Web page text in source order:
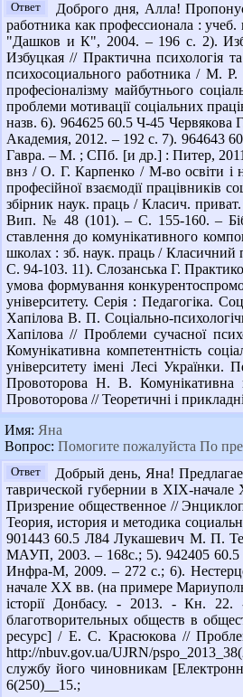
Ответ
Доброго дня, Алла!
работника как профессионала :
"Дашков и К", 2004. – 196 с. 2).
Избуцкая // Практична психологія
психосоциального работника / М.
професіоналізму майбутнього
проблеми мотивації соціальних
назв. 6). 964625 60.5 Ч-45
Академия, 2012. – 192 с. 7). 964643
Гавра. – М. ; СПб. [и др.] : Питер,
внз / О. Г. Карпенко / М-во освіти і
професійної взаємодії працівників
збірник наук. праць / Класич.
Вип. № 48 (101). – С. 155-160. –
ставлення до комунікативного
школах : зб. наук. праць /
С. 94-103. 11). Слозанська Г.
умова формування
університету. Серія : Педагогіка.
Хапілова В. П. Соціально-
Хапілова // Проблеми сучасної
Комунікативна компетентність
університету імені Лесі
Провоторова Н. В. Комунікативна
Провоторова // Теоретичні і
Имя: Яна
Вопрос: Помогите пожалуйста По
Ответ
Добрый день, Яна!
таврической губернии в XIX-
Призрение общественное //
Теория, история и методика
901443 60.5 Л84 Лукашевич М. П.
МАУП, 2003. – 168с.; 5). 942405
Инфра-М, 2009. – 272 с.; 6).
начале ХХ вв. (на примере
історії Донбасу. - 2013. - Кн. 22.
благотворительных обществ в
ресурс] / Е. С. Красюкова //
http://nbuv.gov.ua/UJRN/
службу його чиновникам
6(250)__15.;